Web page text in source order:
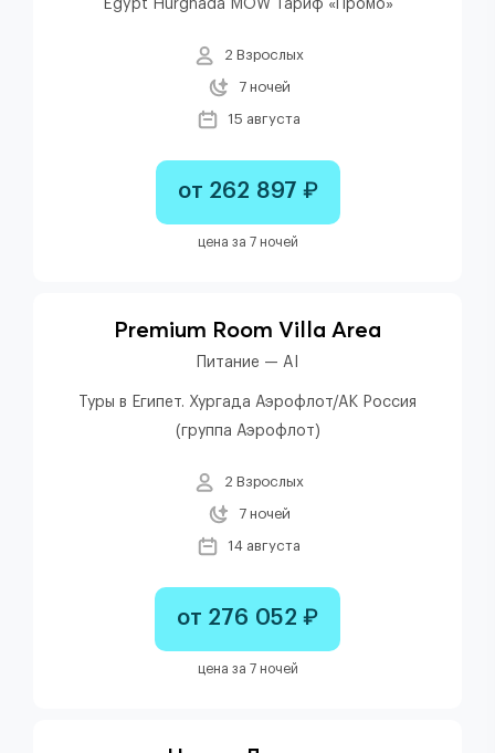
Egypt Hurghada MOW Тариф «Промо»
2 Взрослых
7 ночей
15 августа
от 262 897 ₽
цена за 7 ночей
Premium Room Villa Area
Питание — AI
Туры в Египет. Хургада Аэрофлот/АК Россия
(группа Аэрофлот)
2 Взрослых
7 ночей
14 августа
от 276 052 ₽
цена за 7 ночей